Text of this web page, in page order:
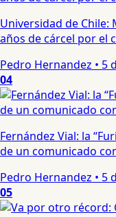
Universidad de Chile:
años de cárcel por el
Pedro Hernandez • 5
04
Fernández Vial: la
de un comunicado
Pedro Hernandez • 5
05